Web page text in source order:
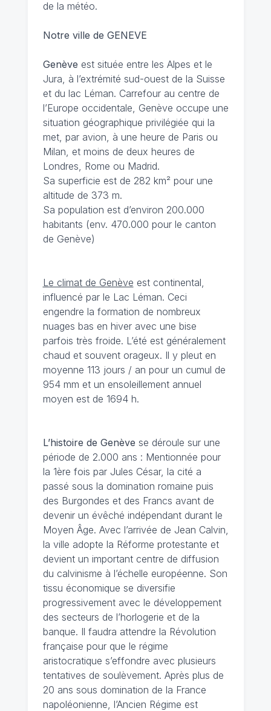
de la météo.
Notre ville de GENEVE
Genève est située entre les Alpes et le
Jura, à l’extrémité sud-ouest de la Suisse
et du lac Léman. Carrefour au centre de
l’Europe occidentale, Genève occupe une
situation géographique privilégiée qui la
met, par avion, à une heure de Paris ou
Milan, et moins de deux heures de
Londres, Rome ou Madrid.
Sa superficie est de 282 km² pour une
altitude de 373 m.
Sa population est d’environ 200.000
habitants (env. 470.000 pour le canton
de Genève)
Le climat de Genève est continental,
influencé par le Lac Léman. Ceci
engendre la formation de nombreux
nuages bas en hiver avec une bise
parfois très froide. L’été est généralement
chaud et souvent orageux. Il y pleut en
moyenne 113 jours / an pour un cumul de
954 mm et un ensoleillement annuel
moyen est de 1694 h.
L’histoire de Genève se déroule sur une
période de 2.000 ans : Mentionnée pour
la 1ère fois par Jules César, la cité a
passé sous la domination romaine puis
des Burgondes et des Francs avant de
devenir un évêché indépendant durant le
Moyen Âge. Avec l’arrivée de Jean Calvin,
la ville adopte la Réforme protestante et
devient un important centre de diffusion
du calvinisme à l’échelle européenne. Son
tissu économique se diversifie
progressivement avec le développement
des secteurs de l’horlogerie et de la
banque. Il faudra attendre la Révolution
française pour que le régime
aristocratique s’effondre avec plusieurs
tentatives de soulèvement. Après plus de
20 ans sous domination de la France
napoléonienne, l’Ancien Régime est